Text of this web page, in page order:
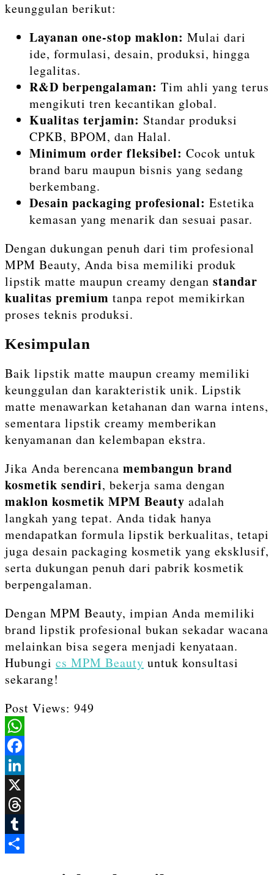
keunggulan berikut:
Layanan one-stop maklon: Mulai dari
ide, formulasi, desain, produksi, hingga
legalitas.
R&D berpengalaman: Tim ahli yang terus
mengikuti tren kecantikan global.
Kualitas terjamin: Standar produksi
CPKB, BPOM, dan Halal.
Minimum order fleksibel: Cocok untuk
brand baru maupun bisnis yang sedang
berkembang.
Desain packaging profesional: Estetika
kemasan yang menarik dan sesuai pasar.
Dengan dukungan penuh dari tim profesional
MPM Beauty, Anda bisa memiliki produk
lipstik matte maupun creamy dengan standar
kualitas premium tanpa repot memikirkan
proses teknis produksi.
Kesimpulan
Baik lipstik matte maupun creamy memiliki
keunggulan dan karakteristik unik. Lipstik
matte menawarkan ketahanan dan warna intens,
sementara lipstik creamy memberikan
kenyamanan dan kelembapan ekstra.
Jika Anda berencana membangun brand
kosmetik sendiri, bekerja sama dengan
maklon kosmetik MPM Beauty adalah
langkah yang tepat. Anda tidak hanya
mendapatkan formula lipstik berkualitas, tetapi
juga desain packaging kosmetik yang eksklusif,
serta dukungan penuh dari pabrik kosmetik
berpengalaman.
Dengan MPM Beauty, impian Anda memiliki
brand lipstik profesional bukan sekadar wacana
melainkan bisa segera menjadi kenyataan.
Hubungi cs MPM Beauty untuk konsultasi
sekarang!
Post Views: 949
WhatsApp
Facebook
LinkedIn
X
Threads
Tumblr